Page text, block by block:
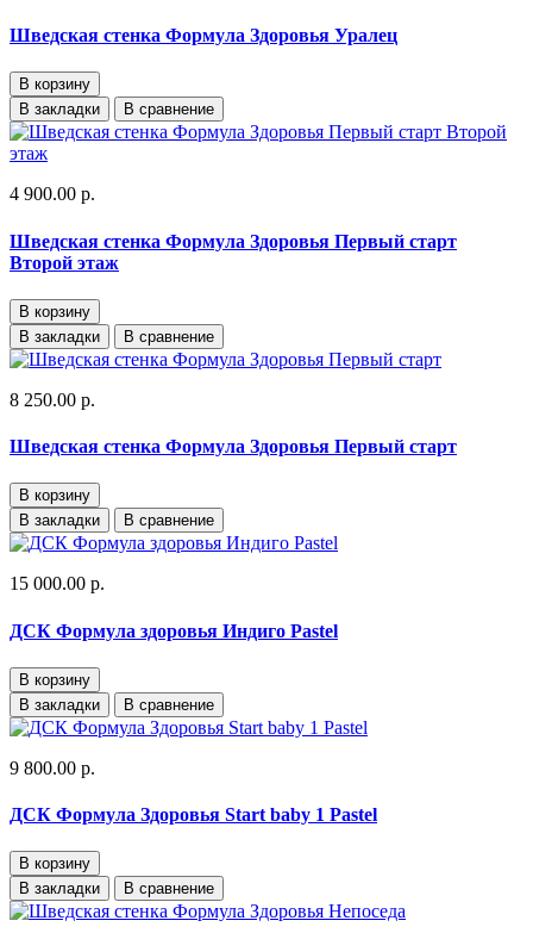
Шведская стенка Формула Здоровья Уралец
В корзину
В закладки
В сравнение
4 900.00 р.
Шведская стенка Формула Здоровья Первый старт
Второй этаж
В корзину
В закладки
В сравнение
8 250.00 р.
Шведская стенка Формула Здоровья Первый старт
В корзину
В закладки
В сравнение
15 000.00 р.
ДСК Формула здоровья Индиго Pastel
В корзину
В закладки
В сравнение
9 800.00 р.
ДСК Формула Здоровья Start baby 1 Pastel
В корзину
В закладки
В сравнение